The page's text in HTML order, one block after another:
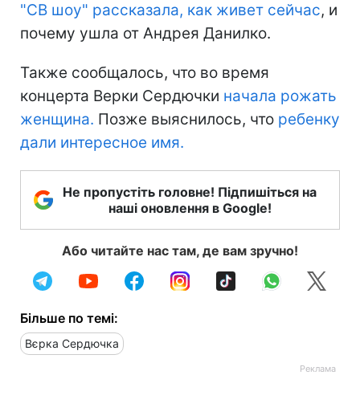
"СВ шоу" рассказала, как живет сейчас, и
почему ушла от Андрея Данилко.
Также сообщалось, что во время
концерта Верки Сердючки начала рожать
женщина. Позже выяснилось, что ребенку
дали интересное имя.
Не пропустіть головне! Підпишіться на
наші оновлення в Google!
Або читайте нас там, де вам зручно!
Більше по темі:
Вєрка Сердючка